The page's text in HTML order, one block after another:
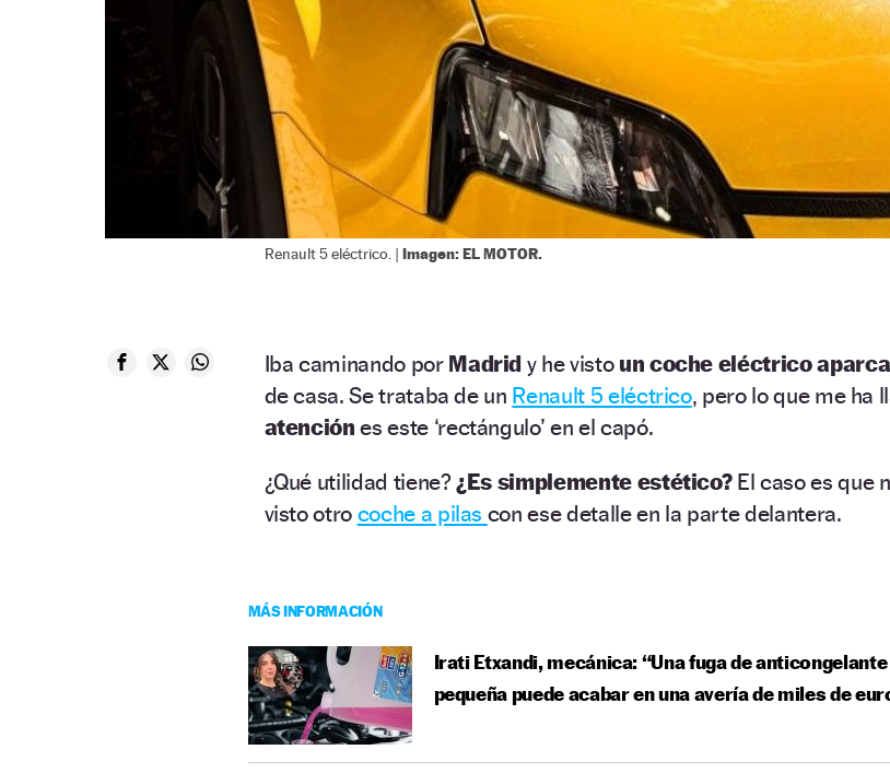
Renault 5 eléctrico. | Imagen: EL MOTOR.
Iba caminando por Madrid y he visto un coche eléctrico
de casa. Se trataba de un Renault 5 eléctrico, pero lo que me ha
atenciónes este ‘rectángulo’ en el capó.
¿Qué utilidad tiene?¿Es simplemente estético?El caso es que
visto otro coche a pilas con ese detalle en la parte delantera.
MÁS INFORMACIÓN
Irati Etxandi, mecánica: “Una fuga de
pequeña puede acabar en una avería de miles de